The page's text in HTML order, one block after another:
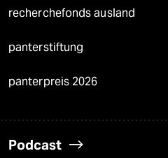
recherchefonds ausland
panterstiftung
panterpreis 2026
Podcast